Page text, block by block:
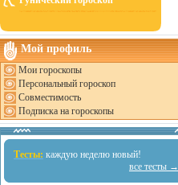
Мой профиль
Мои гороскопы
Персональный гороскоп
Совместимость
Подписка на гороскопы
Тесты: каждую неделю новый!
все тесты →